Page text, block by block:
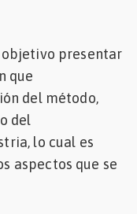
presentar
que
del método,
del
lo cual es
aspectos que se